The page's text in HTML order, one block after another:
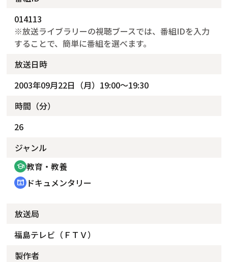
014113
※放送ライブラリーの視聴ブースでは、番組IDを入力
することで、簡単に番組を選べます。
放送日時
2003年09月22日（月）19:00～19:30
時間（分）
26
ジャンル
school 教育・教養
cinematic_blur ドキュメンタリー
放送局
福島テレビ（ＦＴＶ）
製作者